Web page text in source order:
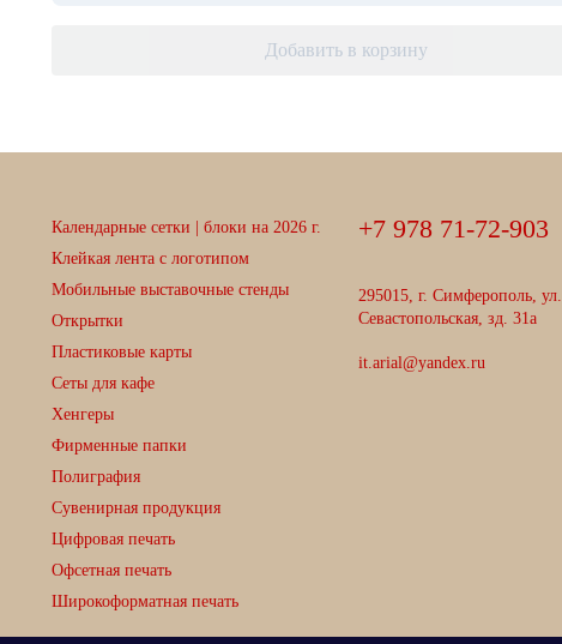
Добавить в корзину
Календарные сетки | блоки на 2026 г.
Клейкая лента с логотипом
Мобильные выставочные стенды
Открытки
Пластиковые карты
Сеты для кафе
Хенгеры
Фирменные папки
Полиграфия
Сувенирная продукция
Цифровая печать
Офсетная печать
Широкоформатная печать
+7 978 71-72-903
295015, г. Симферополь, ул.
Севастопольская, зд. 31а
it.arial@yandex.ru